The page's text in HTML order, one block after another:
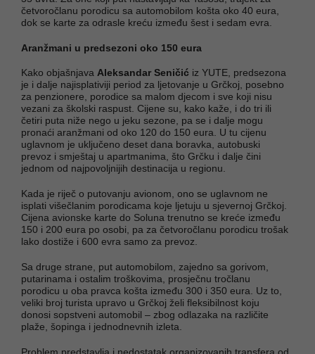
četvoročlanu porodicu sa automobilom košta oko 40 eura,
dok se karte za odrasle kreću između šest i sedam evra.
Aranžmani u predsezoni oko 150 eura
Kako objašnjava Aleksandar Seničić iz YUTE, predsezona
je i dalje najisplativiji period za ljetovanje u Grčkoj, posebno
za penzionere, porodice sa malom djecom i sve koji nisu
vezani za školski raspust. Cijene su, kako kaže, i do tri ili
četiri puta niže nego u jeku sezone, pa se i dalje mogu
pronaći aranžmani od oko 120 do 150 eura. U tu cijenu
uglavnom je uključeno deset dana boravka, autobuski
prevoz i smještaj u apartmanima, što Grčku i dalje čini
jednom od najpovoljnijih destinacija u regionu.
Kada je riječ o putovanju avionom, ono se uglavnom ne
isplati višečlanim porodicama koje ljetuju u sjevernoj Grčkoj.
Cijena avionske karte do Soluna trenutno se kreće između
150 i 200 eura po osobi, pa za četvoročlanu porodicu trošak
lako dostiže i 600 evra samo za prevoz.
Sa druge strane, put automobilom, zajedno sa gorivom,
putarinama i ostalim troškovima, prosječnu tročlanu
porodicu u oba pravca košta između 300 i 350 eura. Uz to,
veliki broj turista upravo u Grčkoj želi fleksibilnost koju
donosi sopstveni automobil – zbog odlazaka na različite
plaže, šopinga i jednodnevnih izleta.